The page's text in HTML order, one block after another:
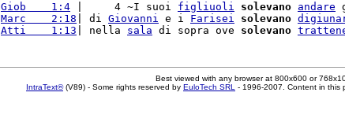
Giob    1:4 |     4 ~I suoi figliuoli solevano andare
Marc    2:18 | di Giovanni e i Farisei solevano
Atti    1:13 | nella sala di sopra ove solevano
Best viewed with any browser at 800x600 or
IntraText®(V89) - Some rights reserved by EuloTech SRL - 1996-2007. Content in this